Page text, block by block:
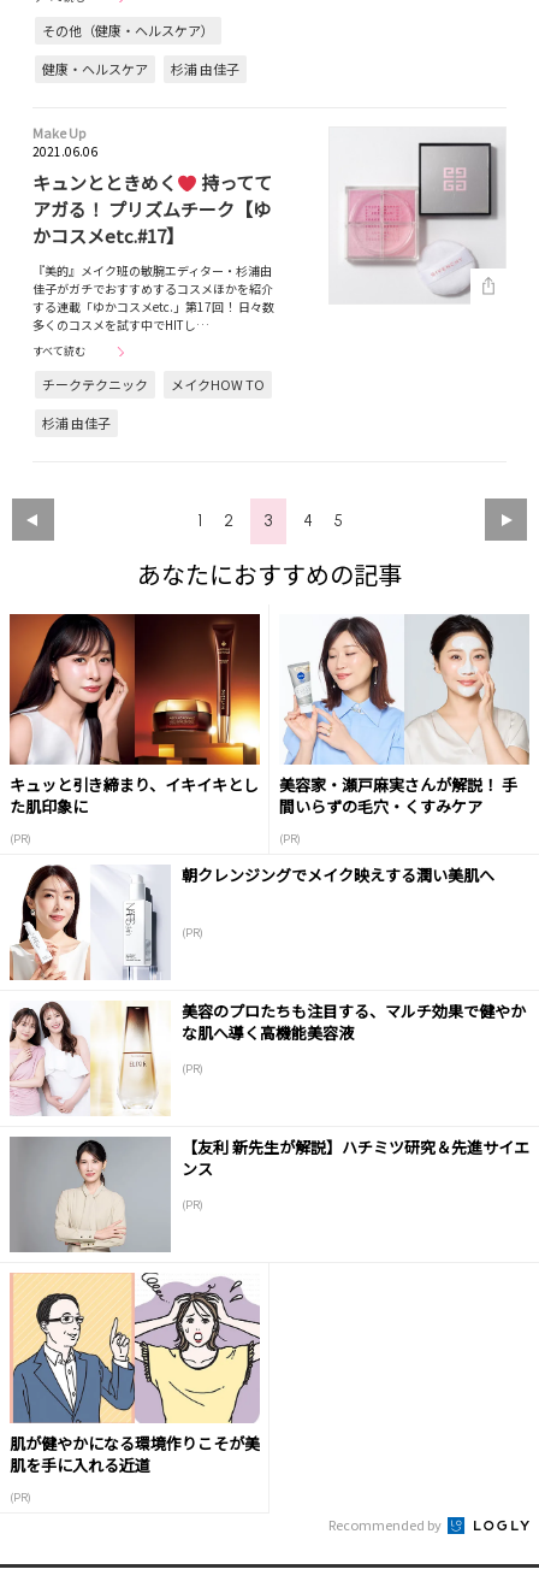
その他（健康・ヘルスケア）
健康・ヘルスケア
杉浦 由佳子
Make Up
2021.06.06
キュンとときめく
持ってて
アガる！ プリズムチーク【ゆ
かコスメetc.#17】
『美的』メイク班の敏腕エディター・杉浦由
佳子がガチでおすすめするコスメほかを紹介
する連載「ゆかコスメetc.」第17回！ 日々数
多くのコスメを試す中でHITし…
すべて読む
チークテクニック
メイクHOW TO
杉浦 由佳子
1 2 3 4 5
あなたにおすすめの記事
キュッと引き締まり、イキイキとし
た肌印象に
(PR)
美容家・瀬戸麻実さんが解説！ 手
間いらずの毛穴・くすみケア
(PR)
朝クレンジングでメイク映えする潤い美肌へ
(PR)
美容のプロたちも注目する、マルチ効果で健やか
な肌へ導く高機能美容液
(PR)
【友利 新先生が解説】ハチミツ研究＆先進サイエ
ンス
(PR)
肌が健やかになる環境作りこそが美
肌を手に入れる近道
(PR)
Recommended by